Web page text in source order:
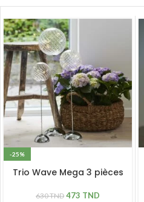
-25%
Trio Wave Mega 3 pièces
630TND 473 TND